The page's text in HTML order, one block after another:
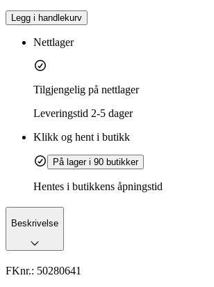
Legg i handlekurv
Nettlager
Tilgjengelig på nettlager
Leveringstid 2-5 dager
Klikk og hent i butikk
På lager i 90 butikker
Hentes i butikkens åpningstid
Beskrivelse
FKnr.: 50280641